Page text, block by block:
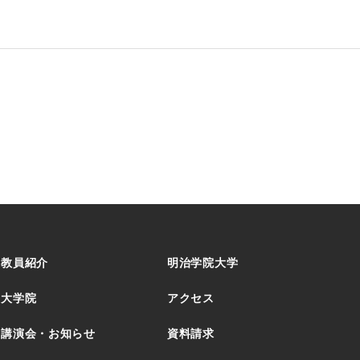
教員紹介
大学院
講演会・お知らせ
明治学院大学
アクセス
資料請求